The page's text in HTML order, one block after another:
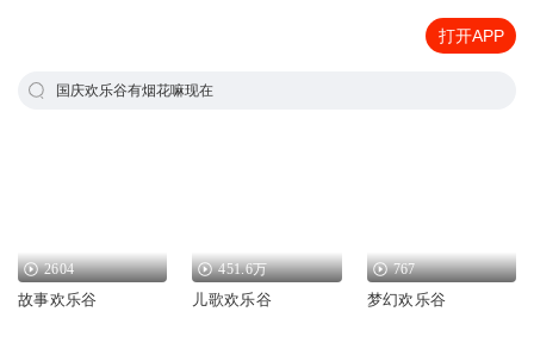
打开APP
国庆欢乐谷有烟花嘛现在
2604
故事欢乐谷
451.6万
儿歌欢乐谷
767
梦幻欢乐谷